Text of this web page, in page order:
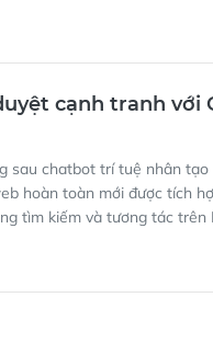
cạnh tranh với
sau chatbot trí tuệ nhân tạo
hoàn toàn mới được tích
tìm kiếm và tương tác trên